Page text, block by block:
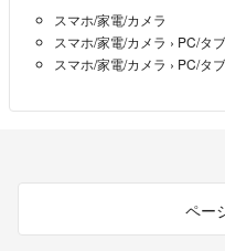
- 約8年前
おはようございます。
ご覧いただき有り難うござい
状態は分かりませんが、壊れ
みなとや- 約8年前
スマホ/家電/カメラ
スマホ/家電/カメラ › PC/タ
スマホ/家電/カメラ › PC/タ
ペー